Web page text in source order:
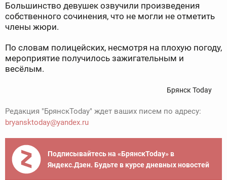
Большинство девушек озвучили произведения
собственного сочинения, что не могли не отметить
члены жюри.
По словам полицейских, несмотря на плохую погоду,
мероприятие получилось зажигательным и
весёлым.
Брянск Today
Редакция "БрянскToday" ждет ваших писем по адресу:
bryansktoday@yandex.ru
Подписывайтесь на «БрянскToday» в
Яндекс.Дзен. Будьте в курсе дневных новостей